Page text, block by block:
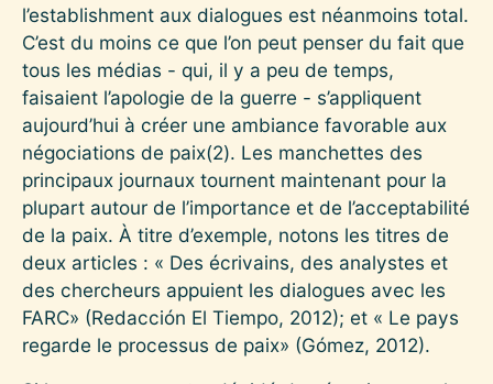
l’establishment aux dialogues est néanmoins total.
C’est du moins ce que l’on peut penser du fait que
tous les médias - qui, il y a peu de temps,
faisaient l’apologie de la guerre - s’appliquent
aujourd’hui à créer une ambiance favorable aux
négociations de paix(2). Les manchettes des
principaux journaux tournent maintenant pour la
plupart autour de l’importance et de l’acceptabilité
de la paix. À titre d’exemple, notons les titres de
deux articles : « Des écrivains, des analystes et
des chercheurs appuient les dialogues avec les
FARC» (Redacción El Tiempo, 2012); et « Le pays
regarde le processus de paix» (Gómez, 2012).